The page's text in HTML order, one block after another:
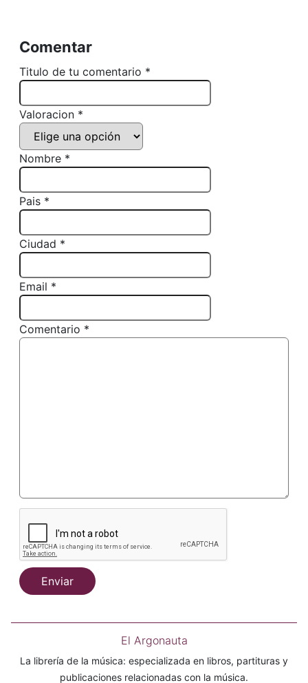
Comentar
Titulo de tu comentario *
Valoracion *
Nombre *
Pais *
Ciudad *
Email *
Comentario *
Enviar
El Argonauta
La librería de la música: especializada en libros, partituras y
publicaciones relacionadas con la música.